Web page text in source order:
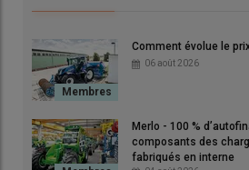
John Deere a annoncé la fermeture
Mazzotti et la fin de la marque italienne.
© Google Street View
Comment évolue le
06 août 2026
Merlo - 100 %
composants des
fabriqués en interne